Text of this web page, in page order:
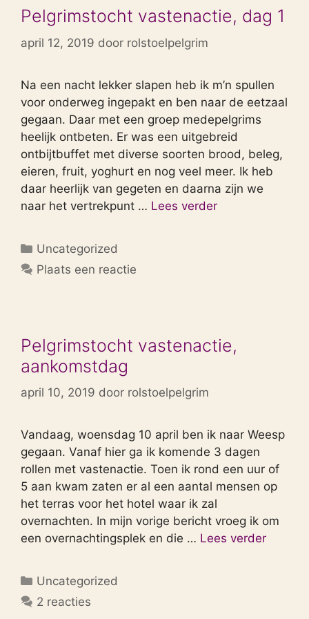
Pelgrimstocht vastenactie, dag 1
april 12, 2019 door rolstoelpelgrim
Na een nacht lekker slapen heb ik m’n spullen
voor onderweg ingepakt en ben naar de eetzaal
gegaan. Daar met een groep medepelgrims
heelijk ontbeten. Er was een uitgebreid
ontbijtbuffet met diverse soorten brood, beleg,
eieren, fruit, yoghurt en nog veel meer. Ik heb
daar heerlijk van gegeten en daarna zijn we
naar het vertrekpunt … Lees verder
Categorieën
Uncategorized
Plaats een reactie
Pelgrimstocht vastenactie,
aankomstdag
april 10, 2019 door rolstoelpelgrim
Vandaag, woensdag 10 april ben ik naar Weesp
gegaan. Vanaf hier ga ik komende 3 dagen
rollen met vastenactie. Toen ik rond een uur of
5 aan kwam zaten er al een aantal mensen op
het terras voor het hotel waar ik zal
overnachten. In mijn vorige bericht vroeg ik om
een overnachtingsplek en die … Lees verder
Categorieën
Uncategorized
2 reacties